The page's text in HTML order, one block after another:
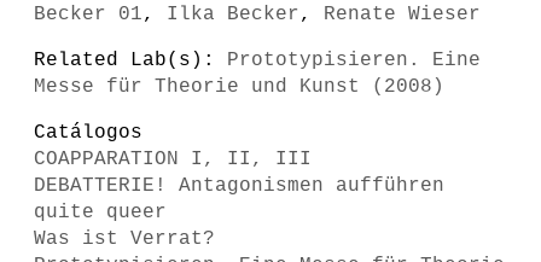
Becker 01, Ilka Becker, Renate Wieser
Related Lab(s): Prototypisieren. Eine
Messe für Theorie und Kunst (2008)
Catálogos
COAPPARATION I, II, III
DEBATTERIE! Antagonismen aufführen
quite queer
Was ist Verrat?